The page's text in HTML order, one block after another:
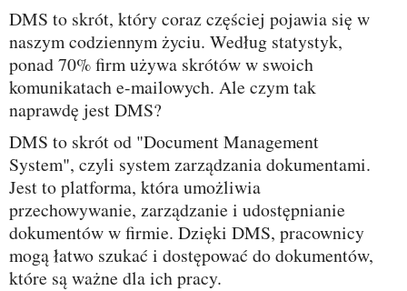
DMS to skrót, który coraz częściej pojawia się w
naszym codziennym życiu. Według statystyk,
ponad 70% firm używa skrótów w swoich
komunikatach e-mailowych. Ale czym tak
naprawdę jest DMS?
DMS to skrót od "Document Management
System", czyli system zarządzania dokumentami.
Jest to platforma, która umożliwia
przechowywanie, zarządzanie i udostępnianie
dokumentów w firmie. Dzięki DMS, pracownicy
mogą łatwo szukać i dostępować do dokumentów,
które są ważne dla ich pracy.